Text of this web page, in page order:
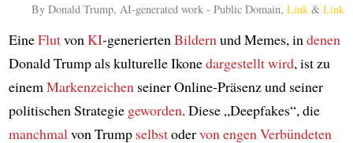
By Donald Trump, AI-generated work - Public Domain,Link &Link
EineFlutvon KI-generierten Bildern und Memes, in denen
Donald Trump als kulturelle Ikonedargestellt wird, ist zu
einem Markenzeichen seiner Online-Präsenz und seiner
politischen Strategie geworden. Diese „Deepfakes“, die
manchmal von Trump selbstodervon engen Verbündeten